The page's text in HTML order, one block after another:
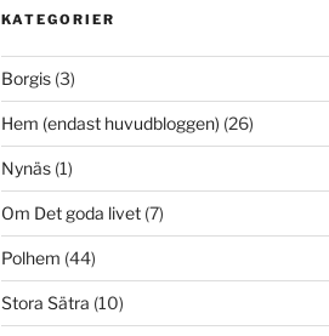
KATEGORIER
Borgis(3)
Hem (endast huvudbloggen) (26)
Nynäs(1)
Om Det goda livet(7)
Polhem (44)
Stora Sätra (10)